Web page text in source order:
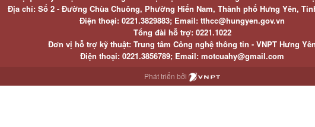
Địa chỉ: Số 2 - Đường Chùa Chuông, Phường Hiến Nam, Thành phố Hưng Yên,
Điện thoại: 0221.3829883; Email: tthcc@hungyen.gov.vn
Tổng đài hỗ trợ: 0221.1022
Đơn vị hỗ trợ kỹ thuật: Trung tâm Công nghệ thông tin - VNPT Hưng Yên
Điện thoại: 0221.3856789; Email: motcuahy@gmail.com
Phát triển bởi